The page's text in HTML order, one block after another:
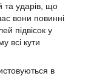
та ударів, що
вони повинні
підвісок у
всі кути
в